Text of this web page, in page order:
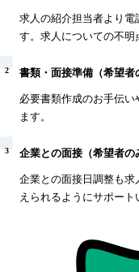
求人の紹介担当者より電
す。求人についての不明
2 書類・面接準備（希望者
必要書類作成のお手伝
ます。
3 企業との面接（希望者の
企業との面接日調整も
えられるようにサポート